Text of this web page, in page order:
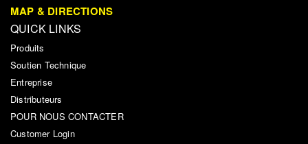
MAP & DIRECTIONS
QUICK LINKS
Produits
Soutien Technique
Entreprise
Distributeurs
POUR NOUS CONTACTER
Customer Login